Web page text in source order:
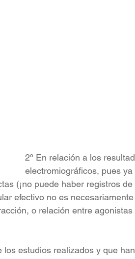
2º En relación a los
electromiográficos, pues
(¡no puede haber registros
efectivo no es
o relación entre
estudios realizados y que